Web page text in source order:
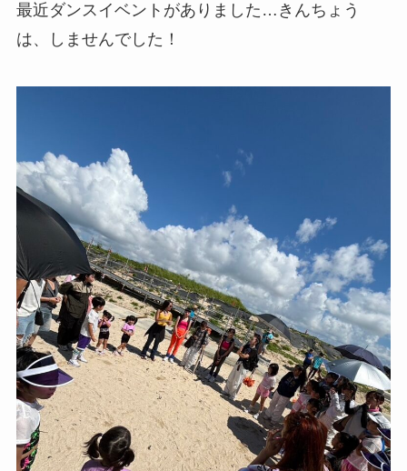
最近ダンスイベントがありました…きんちょう
は、しませんでした！